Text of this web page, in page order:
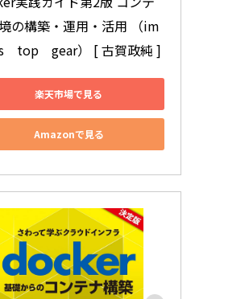
の構築・運用・活用 （im
　top　gear） [ 古賀政純 ]
楽天市場で見る
Amazonで見る